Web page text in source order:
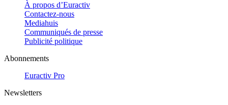
À propos d’Euractiv
Contactez-nous
Mediahuis
Communiqués de presse
Publicité politique
Abonnements
Euractiv Pro
Newsletters